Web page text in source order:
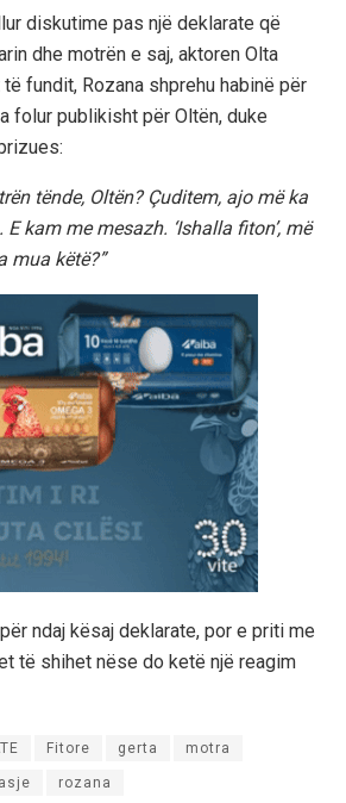
diskutime pas një deklarate që
dhe motrën e saj, aktoren Olta
fundit, Rozana shprehu habinë për
folur publikisht për Oltën, duke
tënde, Oltën? Çuditem, ajo më ka
kam me mesazh. ‘Ishalla fiton’, më
mua këtë?”
ndaj kësaj deklarate, por e priti me
të shihet nëse do ketë një reagim
Fitore gerta motra
rozana